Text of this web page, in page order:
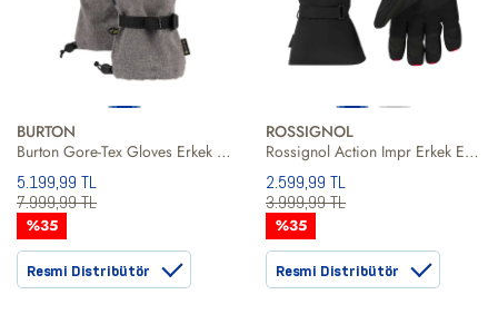
BURTON
Burton Gore-Tex Gloves Erkek Gri Eldiven
5.199,99 TL
7.999,99 TL
%35
Resmi Distribütör
ROSSIGNOL
Rossignol Action Impr Erkek Eldiven
2.599,99 TL
3.999,99 TL
%35
Resmi Distribütör